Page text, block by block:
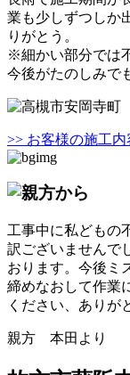
業も少しずつしか
りがとう。
※細かい部分では
今後がたのしみで
>> お客様の施工
工事中に私どもの
訳ございませんで
おります。今後ミ
締めなおして作業
ください、ありが
親方 本田より